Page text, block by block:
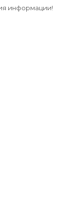
информации!